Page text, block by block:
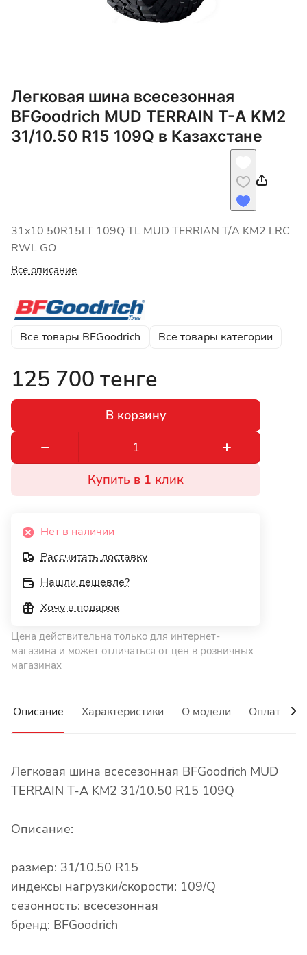
Легковая шина всесезонная
BFGoodrich MUD TERRAIN T-A KM2
31/10.50 R15 109Q в Казахстане
31x10.50R15LT 109Q TL MUD TERRIAN T/A KM2 LRC
RWL GO
Все описание
Все товары BFGoodrich Все товары категории
125 700 тенге
В корзину
Купить в 1 клик
Нет в наличии
Рассчитать доставку
Нашли дешевле?
Хочу в подарок
Цена действительна только для интернет-
магазина и может отличаться от цен в розничных
магазинах
Описание Характеристики О модели Оплата
Легковая шина всесезонная BFGoodrich MUD
TERRAIN T-A KM2 31/10.50 R15 109Q
Описание:
размер: 31/10.50 R15
индексы нагрузки/скорости: 109/Q
сезонность: всесезонная
бренд: BFGoodrich